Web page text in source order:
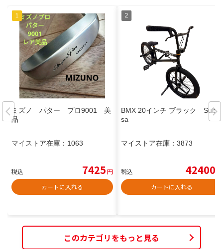
ミズノ パター プロ9001 美
品
マイストア在庫： 1063
税込 7425円
カートに入れる
BMX 20インチ ブラック Subro
sa
マイストア在庫： 3873
税込 42400
カートに入れる
このカテゴリをもっと見る